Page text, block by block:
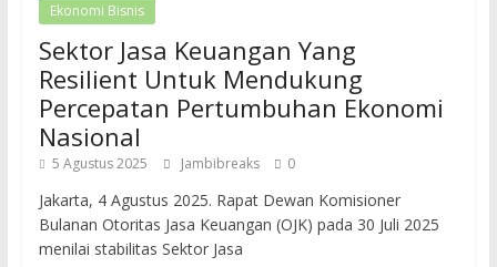
Ekonomi Bisnis
Sektor Jasa Keuangan Yang
Resilient Untuk Mendukung
Percepatan Pertumbuhan Ekonomi
Nasional
5 Agustus 2025 Jambibreaks 0
Jakarta, 4 Agustus 2025. Rapat Dewan Komisioner
Bulanan Otoritas Jasa Keuangan (OJK) pada 30 Juli 2025
menilai stabilitas Sektor Jasa